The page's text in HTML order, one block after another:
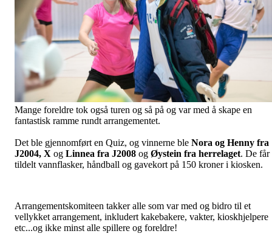
Mange foreldre tok også turen og så på og var med å skape en
fantastisk ramme rundt arrangementet.
Det ble gjennomført en Quiz, og vinnerne ble Nora og Henny fra
J2004, X og Linnea fra J2008 og Øystein fra herrelaget. De får
tildelt vannflasker, håndball og gavekort på 150 kroner i kiosken.
Arrangementskomiteen takker alle som var med og bidro til et
vellykket arrangement, inkludert kakebakere, vakter, kioskhjelpere
etc...og ikke minst alle spillere og foreldre!